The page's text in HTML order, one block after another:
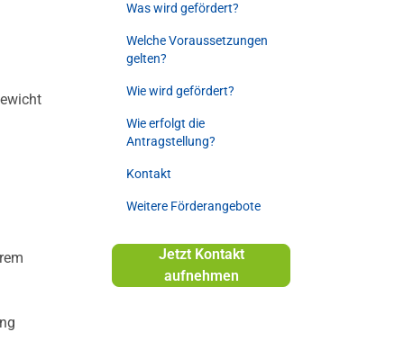
Jetzt Kontakt
aufnehmen
Was wird gefördert?
Welche Voraussetzungen
gelten?
Wie wird gefördert?
Wie erfolgt die
Antragstellung?
Kontakt
Weitere Förderangebote